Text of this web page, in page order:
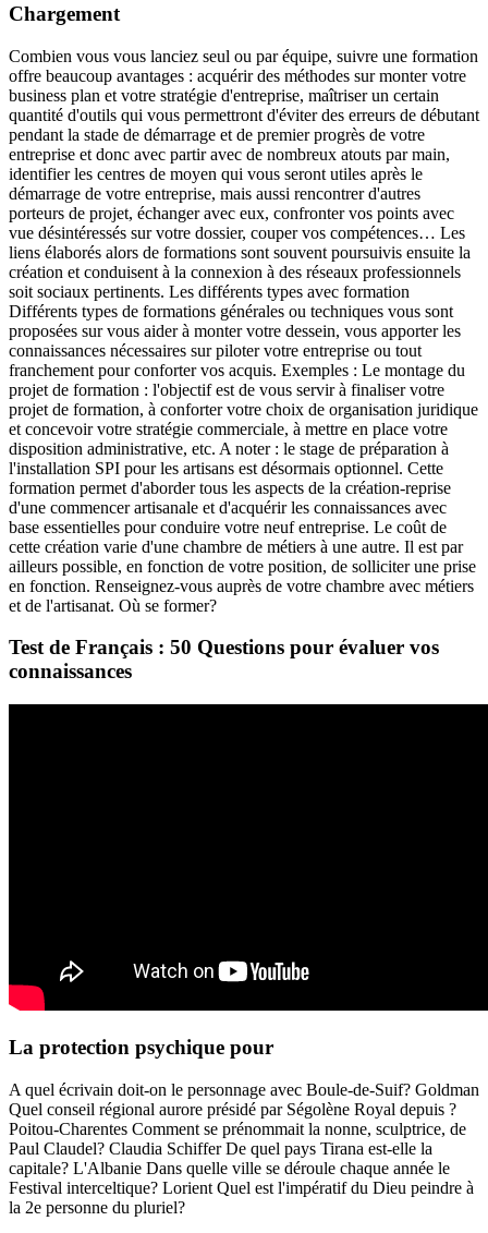
Chargement
Combien vous vous lanciez seul ou par équipe, suivre une formation
offre beaucoup avantages : acquérir des méthodes sur monter votre
business plan et votre stratégie d'entreprise, maîtriser un certain
quantité d'outils qui vous permettront d'éviter des erreurs de débutant
pendant la stade de démarrage et de premier progrès de votre
entreprise et donc avec partir avec de nombreux atouts par main,
identifier les centres de moyen qui vous seront utiles après le
démarrage de votre entreprise, mais aussi rencontrer d'autres
porteurs de projet, échanger avec eux, confronter vos points avec
vue désintéressés sur votre dossier, couper vos compétences… Les
liens élaborés alors de formations sont souvent poursuivis ensuite la
création et conduisent à la connexion à des réseaux professionnels
soit sociaux pertinents. Les différents types avec formation
Différents types de formations générales ou techniques vous sont
proposées sur vous aider à monter votre dessein, vous apporter les
connaissances nécessaires sur piloter votre entreprise ou tout
franchement pour conforter vos acquis. Exemples : Le montage du
projet de formation : l'objectif est de vous servir à finaliser votre
projet de formation, à conforter votre choix de organisation juridique
et concevoir votre stratégie commerciale, à mettre en place votre
disposition administrative, etc. A noter : le stage de préparation à
l'installation SPI pour les artisans est désormais optionnel. Cette
formation permet d'aborder tous les aspects de la création-reprise
d'une commencer artisanale et d'acquérir les connaissances avec
base essentielles pour conduire votre neuf entreprise. Le coût de
cette création varie d'une chambre de métiers à une autre. Il est par
ailleurs possible, en fonction de votre position, de solliciter une prise
en fonction. Renseignez-vous auprès de votre chambre avec métiers
et de l'artisanat. Où se former?
Test de Français : 50 Questions pour évaluer vos
connaissances
La protection psychique pour
A quel écrivain doit-on le personnage avec Boule-de-Suif? Goldman
Quel conseil régional aurore présidé par Ségolène Royal depuis ?
Poitou-Charentes Comment se prénommait la nonne, sculptrice, de
Paul Claudel? Claudia Schiffer De quel pays Tirana est-elle la
capitale? L'Albanie Dans quelle ville se déroule chaque année le
Festival interceltique? Lorient Quel est l'impératif du Dieu peindre à
la 2e personne du pluriel?